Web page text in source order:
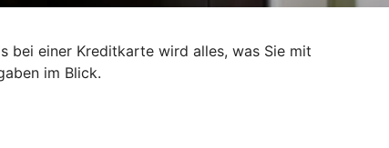
bei einer Kreditkarte wird alles, was Sie mit
im Blick.